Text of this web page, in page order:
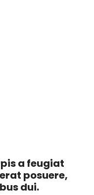
a feugiat
posuere,
dui.